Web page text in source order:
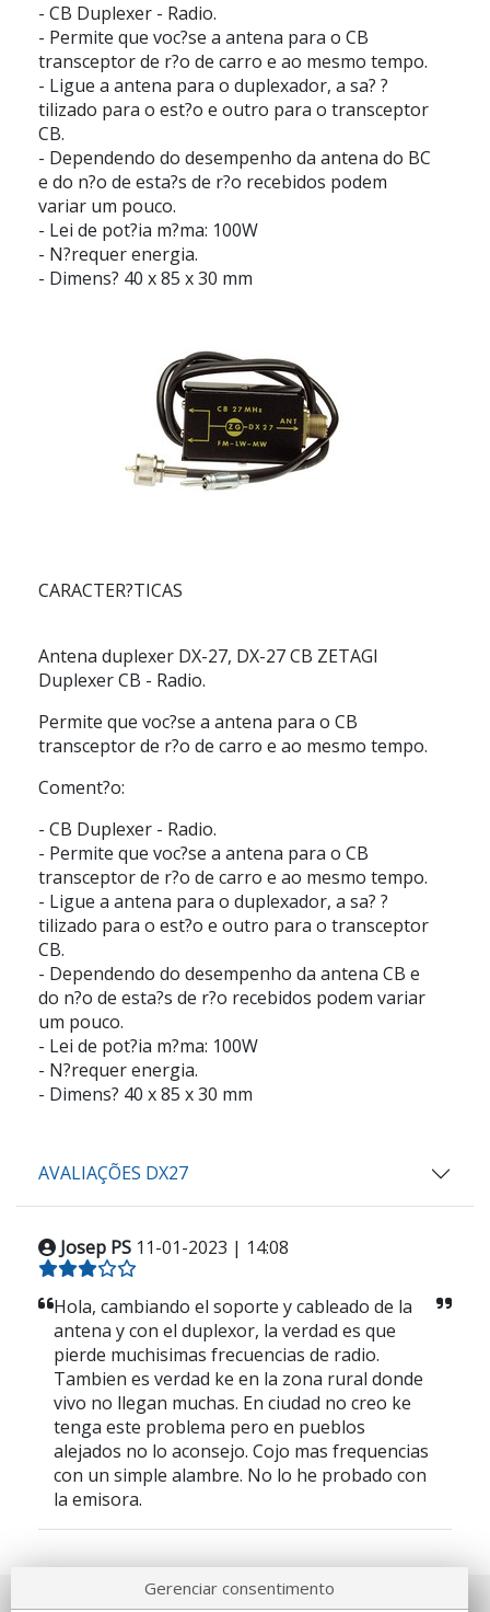
- CB Duplexer - Radio.
- Permite que voc?se a antena para o CB
transceptor de r?o de carro e ao mesmo tempo.
- Ligue a antena para o duplexador, a sa? ?
tilizado para o est?o e outro para o transceptor
CB.
- Dependendo do desempenho da antena do BC
e do n?o de esta?s de r?o recebidos podem
variar um pouco.
- Lei de pot?ia m?ma: 100W
- N?requer energia.
- Dimens? 40 x 85 x 30 mm
CARACTER?TICAS
Antena duplexer DX-27, DX-27 CB ZETAGI
Duplexer CB - Radio.
Permite que voc?se a antena para o CB
transceptor de r?o de carro e ao mesmo tempo.
Coment?o:
- CB Duplexer - Radio.
- Permite que voc?se a antena para o CB
transceptor de r?o de carro e ao mesmo tempo.
- Ligue a antena para o duplexador, a sa? ?
tilizado para o est?o e outro para o transceptor
CB.
- Dependendo do desempenho da antena CB e
do n?o de esta?s de r?o recebidos podem variar
um pouco.
- Lei de pot?ia m?ma: 100W
- N?requer energia.
- Dimens? 40 x 85 x 30 mm
AVALIAÇÕES DX27
Josep PS 11-01-2023 | 14:08
Hola, cambiando el soporte y cableado de la
antena y con el duplexor, la verdad es que
pierde muchisimas frecuencias de radio.
Tambien es verdad ke en la zona rural donde
vivo no llegan muchas. En ciudad no creo ke
tenga este problema pero en pueblos
alejados no lo aconsejo. Cojo mas frequencias
con un simple alambre. No lo he probado con
la emisora.
Gerenciar consentimento